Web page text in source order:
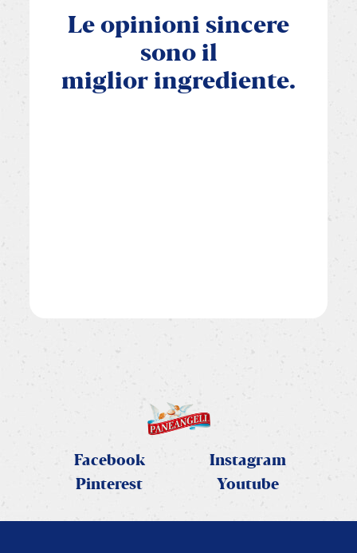
Le opinioni sincere
sono il
miglior ingrediente.
Facebook
Instagram
Pinterest
Youtube